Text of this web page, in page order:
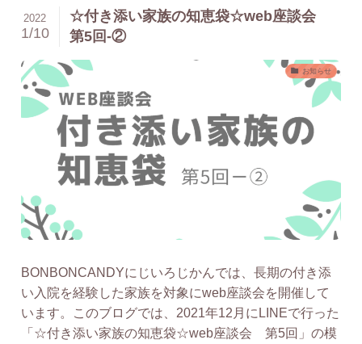
☆付き添い家族の知恵袋☆web座談会
第5回-②
2022
1/10
お知らせ
BONBONCANDYにじいろじかんでは、長期の付き添
い入院を経験した家族を対象にweb座談会を開催して
います。このブログでは、2021年12月にLINEで行った
「☆付き添い家族の知恵袋☆web座談会 第5回」の模